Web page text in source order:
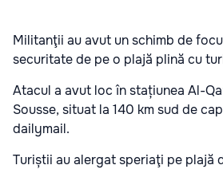
Militanţii au avut un schimb de
securitate de pe o plajă plină cu
Atacul a avut loc în stațiunea Al-
Sousse, situat la 140 km sud de
dailymail.
Turiștii au alergat speriaţi pe plajă